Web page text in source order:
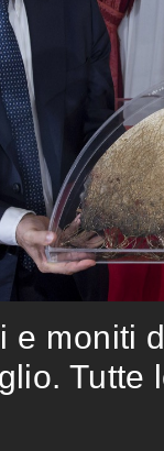
e moniti
Tutte